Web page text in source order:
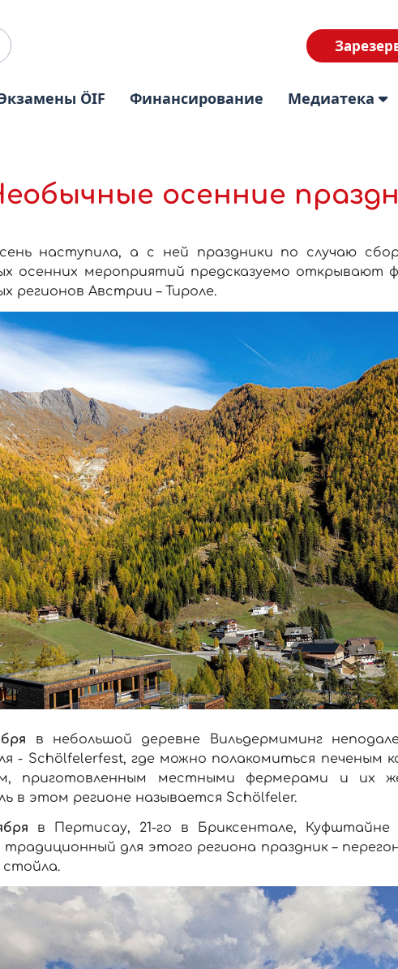
ÖIF Финансирование Медиатека
осенние
наступила, а с ней праздники по случаю
осенних мероприятий предсказуемо открывают
регионов Австрии – Тироле.
в небольшой деревне Вильдермиминг
- Schölfelerfest, где можно полакомиться печеным
приготовленным местными фермерами и их
в этом регионе называется Schölfeler.
в Пертисау, 21-го в Бриксентале,
для этого региона праздник –
стойла.